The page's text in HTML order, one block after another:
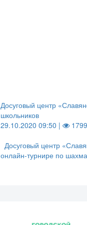
Досуговый центр
школьников
29.10.2020 09:50 |
1799
Досуговый центр
онлайн-турнире по